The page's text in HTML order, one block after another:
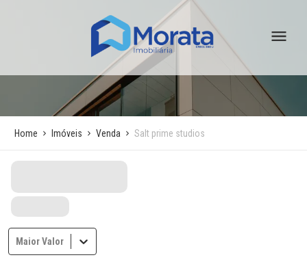
Home Imóveis Venda Salt prime studios
Maior Valor